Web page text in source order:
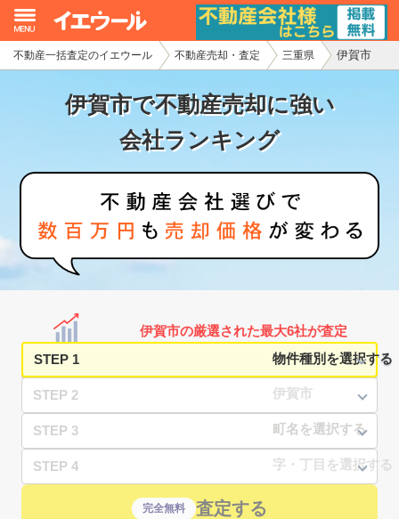
不動産一括査定のイエウール 不動産売却・査定 三重県 伊賀市
伊賀市で不動産売却に強い
会社ランキング
伊賀市の厳選された最大6社が査定
STEP 1
STEP 2
STEP 3
STEP 4
完全無料 査定する
イエウール加盟希望の不動産会社様
初めての方へ
不動産の売却・一括査定
家査定シミュレーター
お問い合わせ